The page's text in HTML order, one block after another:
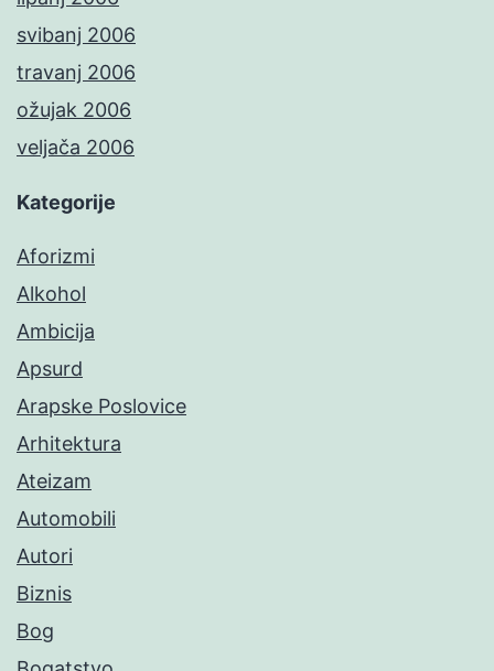
svibanj 2006
travanj 2006
ožujak 2006
veljača 2006
Kategorije
Aforizmi
Alkohol
Ambicija
Apsurd
Arapske Poslovice
Arhitektura
Ateizam
Automobili
Autori
Biznis
Bog